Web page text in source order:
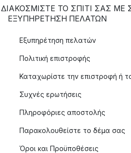
ΔΙΑΚΟΣΜΙΣΤΕ ΤΟ ΣΠΙΤΙ ΣΑΣ ΜΕ
ΕΞΥΠΗΡΈΤΗΣΗ ΠΕΛΑΤΏΝ
Εξυπηρέτηση πελατών
Πολιτική επιστροφής
Καταχωρίστε την επιστροφή ή
Συχνές ερωτήσεις
Πληροφόριες αποστολής
Παρακολουθείστε το δέμα σας
Όροι και Προϋποθέσεις